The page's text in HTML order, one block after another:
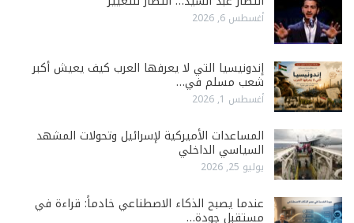
أغسطس 6, 2026
إندونيسيا التي لا يعرفها العرب كيف يعيش أكبر
شعب مسلم في…
أغسطس 1, 2026
المساعدات الأميركية لإسرائيل وتحولات المشهد
السياسي الداخلي
يوليو 25, 2026
عندما يصبح الذكاء الاصطناعي خادماً: قراءة في
مستقبل جودة…